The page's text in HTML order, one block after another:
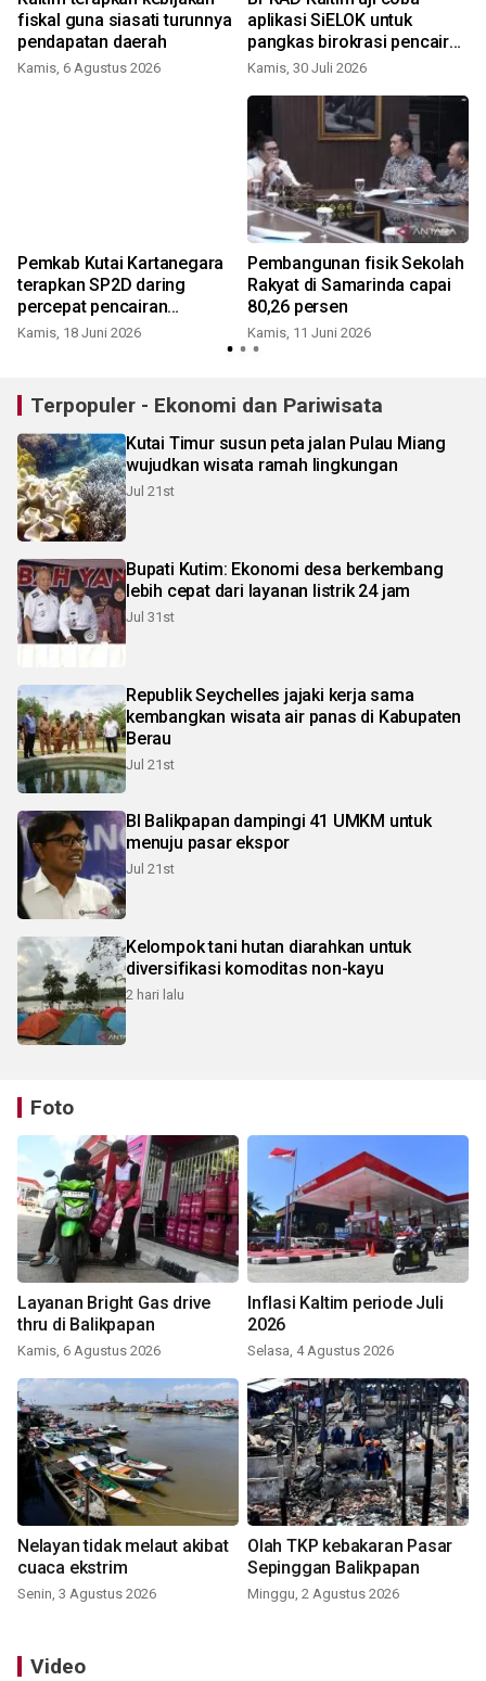
fiskal guna siasati turunnya
pendapatan daerah
Kamis, 6 Agustus 2026
aplikasi SiELOK untuk
pangkas birokrasi pencairan
dana
Kamis, 30 Juli 2026
Pemkab Kutai Kartanegara
terapkan SP2D daring
percepat pencairan
anggaran
Kamis, 18 Juni 2026
Pembangunan fisik Sekolah
Rakyat di Samarinda capai
80,26 persen
Kamis, 11 Juni 2026
Terpopuler - Ekonomi dan Pariwisata
Kutai Timur susun peta jalan Pulau Miang
wujudkan wisata ramah lingkungan
Jul 21st
Bupati Kutim: Ekonomi desa berkembang
lebih cepat dari layanan listrik 24 jam
Jul 31st
Republik Seychelles jajaki kerja sama
kembangkan wisata air panas di Kabupaten
Berau
Jul 21st
BI Balikpapan dampingi 41 UMKM untuk
menuju pasar ekspor
Jul 21st
Kelompok tani hutan diarahkan untuk
diversifikasi komoditas non-kayu
2 hari lalu
Foto
Layanan Bright Gas drive
thru di Balikpapan
Kamis, 6 Agustus 2026
Inflasi Kaltim periode Juli
2026
Selasa, 4 Agustus 2026
Nelayan tidak melaut akibat
cuaca ekstrim
Senin, 3 Agustus 2026
Olah TKP kebakaran Pasar
Sepinggan Balikpapan
Minggu, 2 Agustus 2026
Video